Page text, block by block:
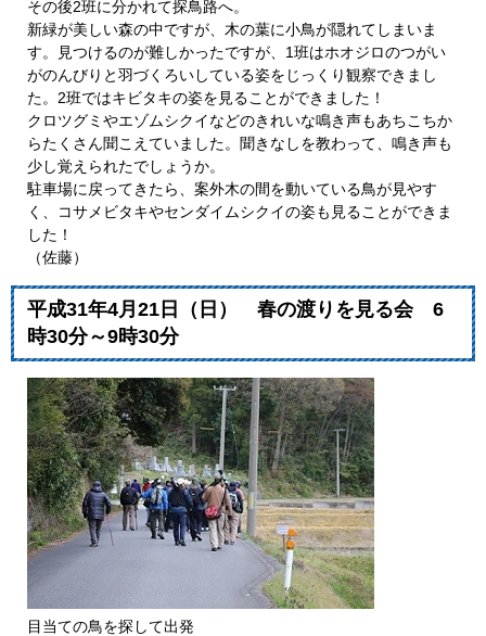
その後2班に分かれて探鳥路へ。
新緑が美しい森の中ですが、木の葉に小鳥が隠れてしまいま
す。見つけるのが難しかったですが、1班はホオジロのつがい
がのんびりと羽づくろいしている姿をじっくり観察できまし
た。2班ではキビタキの姿を見ることができました！
クロツグミやエゾムシクイなどのきれいな鳴き声もあちこちか
らたくさん聞こえていました。聞きなしを教わって、鳴き声も
少し覚えられたでしょうか。
駐車場に戻ってきたら、案外木の間を動いている鳥が見やす
く、コサメビタキやセンダイムシクイの姿も見ることができま
した！
（佐藤）
平成31年4月21日（日） 春の渡りを見る会 6
時30分～9時30分
目当ての鳥を探して出発